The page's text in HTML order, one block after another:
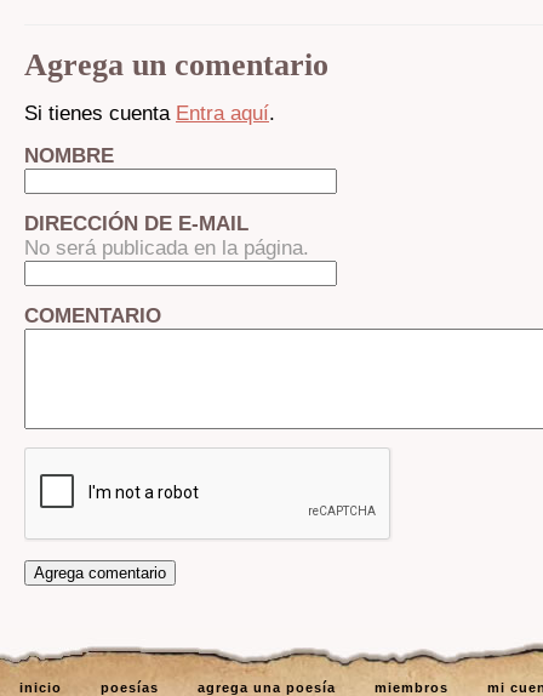
Agrega un comentario
Si tienes cuenta Entra aquí.
NOMBRE
DIRECCIÓN DE E-MAIL
No será publicada en la página.
COMENTARIO
inicio poesías agrega una poesía miembros mi